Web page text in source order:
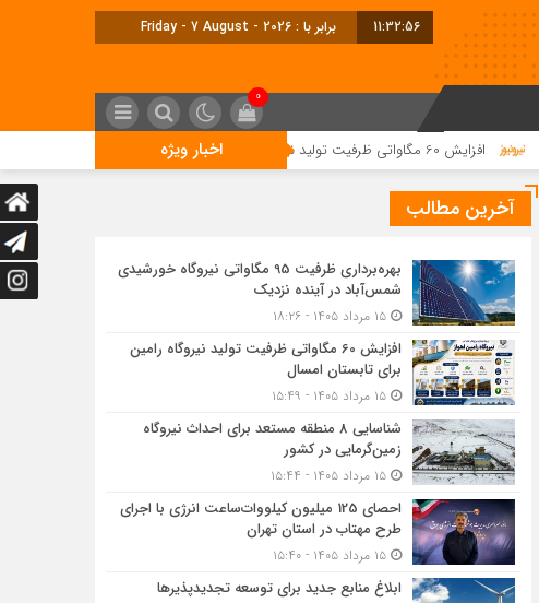
11:32:57 برابر با : Friday - 7 August - 2026
0
اخبار ویژه
آخرین مطالب
بهره‌برداری ظرفیت 95 مگاواتی نیروگاه خورشیدی
شمس‌آباد در آینده نزدیک
۱۵ مرداد ۱۴۰۵ - ۱۸:۲۶
افزایش 60 مگاواتی ظرفیت تولید نیروگاه رامین
برای تابستان امسال
۱۵ مرداد ۱۴۰۵ - ۱۵:۴۹
شناسایی 8 منطقه مستعد برای احداث نیروگاه
زمین‌گرمایی در کشور
۱۵ مرداد ۱۴۰۵ - ۱۵:۴۴
احصای 125 میلیون کیلووات‌ساعت انرژی با اجرای
طرح مهتاب در استان تهران
۱۵ مرداد ۱۴۰۵ - ۱۵:۴۰
ابلاغ منابع جدید برای توسعه تجدیدپذیرها